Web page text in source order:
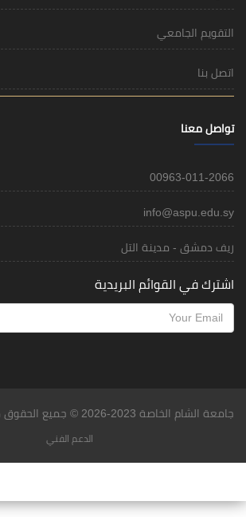
التقويم الجامعي
اتصل بنا
تواصل معنا
00963-011-2066
info@aspu.edu.sy
ريف دمشق - مدينة التل
اشترك في القوائم البريدية
جامعة الشام الخاصة 2023-2026 © جميع الحقوق محفوظة
الدعم الفني